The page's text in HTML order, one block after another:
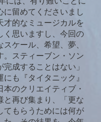
に留めてくださいまし
才的なミュージカルを
く思いますし、今回の
ケール、希望、夢、
。スティーブン・ソン
成することはない」
も『タイタニック』
のクリエイティブ・
と再び集まり、「更な
てもらうためには何が